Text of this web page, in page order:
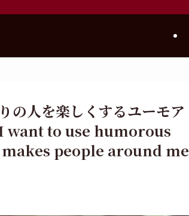
の人を楽しくするユーモア
I want to use humorous
people around me